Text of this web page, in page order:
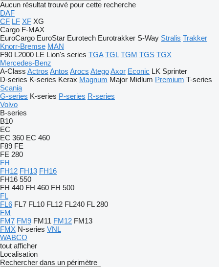
Aucun résultat trouvé pour cette recherche
DAF
CF LF XF XG
Cargo F-MAX
EuroCargo EuroStar Eurotech Eurotrakker S-Way Stralis Trakker
Knorr-Bremse MAN
F90 L2000 LE Lion's series TGA TGL TGM TGS TGX
Mercedes-Benz
A-Class Actros Antos Arocs AtegoAxor Econic LK Sprinter
D-series K-series Kerax Magnum Major Midlum Premium T-series
Scania
G-series K-series P-series R-series
Volvo
B-series
B10
EC
EC 360 EC 460
F89 FE
FE 280
FH
FH12 FH13 FH16
FH16 550
FH 440 FH 460 FH 500
FL
FL6 FL7 FL10 FL12 FL240 FL 280
FM
FM7 FM9 FM11 FM12 FM13
FMX N-series VNL
WABCO
tout afficher
Localisation
Rechercher dans un périmètre